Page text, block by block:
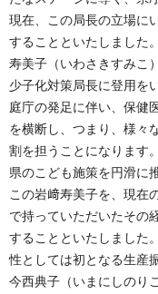
現在、この局長の立場に
することといたしました
寿美子（いわさきすみこ
少子化対策局長に登用を
庭庁の発足に伴い、保健
を横断し、つまり、様々
割を担うことになります
県のこども施策を円滑に
この岩﨑寿美子を、現在
で持っていただいたその
することといたしました
性としては初となる生産
今西典子（いまにしのり